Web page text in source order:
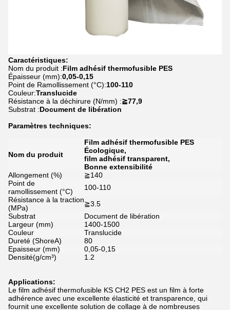
Caractéristiques:
Nom du produit :Film adhésif thermofusible PES
Épaisseur (mm):0,05-0,15
Point de Ramollissement (°C):100-110
Couleur:Translucide
Résistance à la déchirure (N/mm) :≧77,9
Substrat :Document de libération
Paramètres techniques:
Nom du produit
Film adhésif thermofusible PES
Écologique,
film adhésif transparent,
Bonne extensibilité
Allongement (%)
≧140
Point de
ramollissement (°C)
100-110
Résistance à la traction
(MPa)
≧3.5
Substrat
Document de libération
Largeur (mm)
1400-1500
Couleur
Translucide
Dureté (ShoreA)
80
Epaisseur (mm)
0,05-0,15
Densité(g/cm³)
1.2
Applications:
Le film adhésif thermofusible KS CH2 PES est un film à forte
adhérence avec une excellente élasticité et transparence, qui
fournit une excellente solution de collage à de nombreuses